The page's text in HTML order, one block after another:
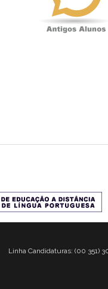
Linha Candidaturas: (00 351)